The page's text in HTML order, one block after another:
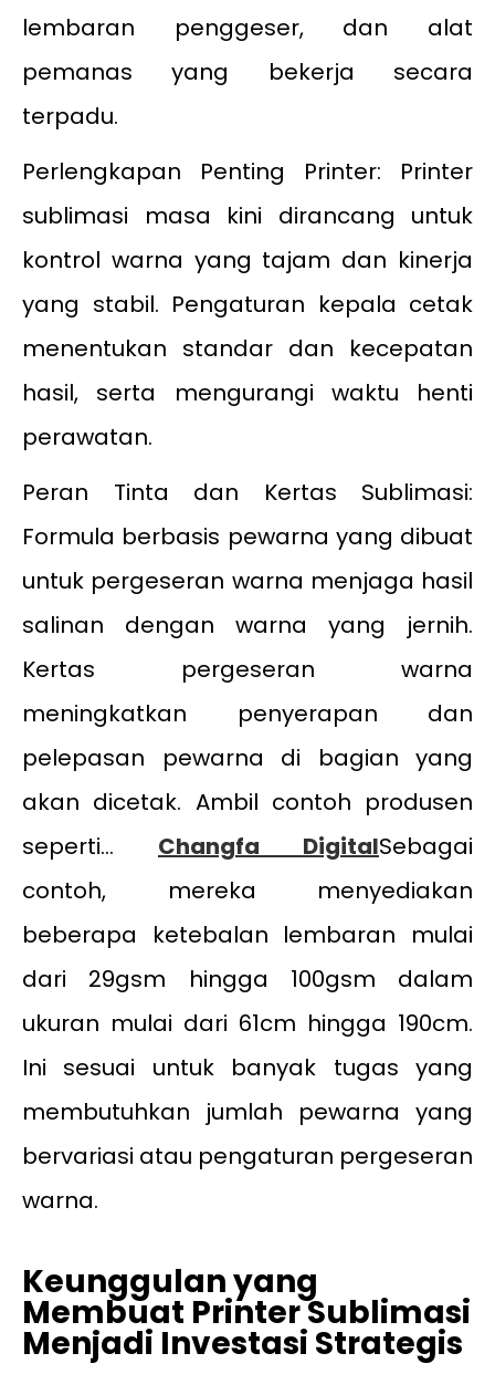
lembaran penggeser, dan alat
pemanas yang bekerja secara
terpadu.
Perlengkapan Penting Printer: Printer
sublimasi masa kini dirancang untuk
kontrol warna yang tajam dan kinerja
yang stabil. Pengaturan kepala cetak
menentukan standar dan kecepatan
hasil, serta mengurangi waktu henti
perawatan.
Peran Tinta dan Kertas Sublimasi:
Formula berbasis pewarna yang dibuat
untuk pergeseran warna menjaga hasil
salinan dengan warna yang jernih.
Kertas pergeseran warna
meningkatkan penyerapan dan
pelepasan pewarna di bagian yang
akan dicetak. Ambil contoh produsen
seperti... Changfa DigitalSebagai
contoh, mereka menyediakan
beberapa ketebalan lembaran mulai
dari 29gsm hingga 100gsm dalam
ukuran mulai dari 61cm hingga 190cm.
Ini sesuai untuk banyak tugas yang
membutuhkan jumlah pewarna yang
bervariasi atau pengaturan pergeseran
warna.
Keunggulan yang
Membuat Printer Sublimasi
Menjadi Investasi Strategis